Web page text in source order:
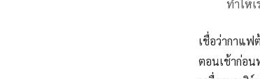
ทำให้
เชื่อว่ากาแ
ตอนเช้าก่อ